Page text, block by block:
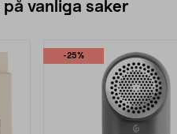
vanliga saker
-25%